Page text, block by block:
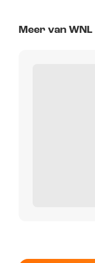
Meer van WNL